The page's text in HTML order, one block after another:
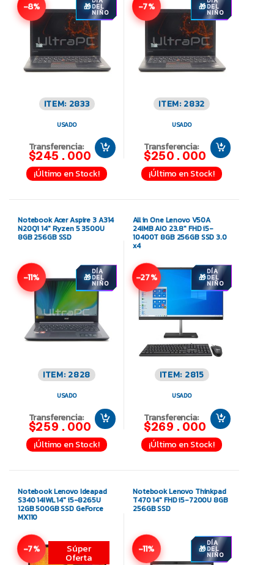
-8% DEL
NIÑO
ITEM: 2833
USADO
Transferencia:
$245.000
¡Último en Stock!
-7% DEL
NIÑO
ITEM: 2832
USADO
Transferencia:
$250.000
¡Último en Stock!
Notebook Acer Aspire 3 A314
N20Q1 14″ Ryzen 5 3500U
8GB 256GB SSD
-11% DÍA
DEL
NIÑO
ITEM: 2828
USADO
Transferencia:
$259.000
¡Último en Stock!
All in One Lenovo V50A
24IMB AIO 23.8″ FHD i5-
10400T 8GB 256GB SSD 3.0
x4
-27% DÍA
DEL
NIÑO
ITEM: 2815
USADO
Transferencia:
$269.000
¡Último en Stock!
Notebook Lenovo Ideapad
S340 14IWL 14″ i5-8265U
12GB 500GB SSD GeForce
MX110
-7% Súper
Oferta
Notebook Lenovo Thinkpad
T470 14″ FHD i5-7200U 8GB
256GB SSD
-11% DÍA
DEL
NIÑO